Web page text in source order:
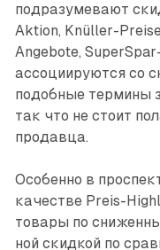
подразумевают
Aktion, Knüller-
Angebote,
ассоциируются со
подобные термины
так что не стоит
продавца.
Особенно в
качестве Preis-
товары по
ной скидкой по